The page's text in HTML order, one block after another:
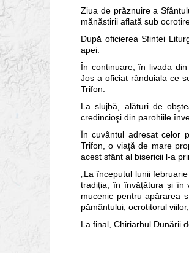
Ziua de prăznuire a
mănăstirii aflată sub
După oficierea Sfintei
apei.
În continuare, în livada
Jos a oficiat rânduiala ce
Trifon.
La slujbă, alături de
credincioşi din parohiile
În cuvântul adresat celor
Trifon, o viaţă de mare
acest sfânt al bisericii l-a
„La începutul lunii
tradiţia, în învăţătura şi în
mucenic pentru apărarea
pământului, ocrotitorul
La final, Chiriarhul Dunării